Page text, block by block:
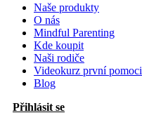
Naše produkty
O nás
Mindful Parenting
Kde koupit
Naši rodiče
Videokurz první pomoci
Blog
Přihlásit se